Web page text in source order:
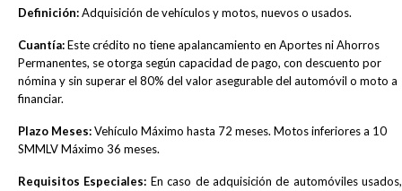
Definición:Adquisición de vehículos y motos, nuevos o usados.
Cuantía:Este crédito no tiene apalancamiento en Aportes ni Ahorros
Permanentes, se otorga según capacidad de pago, con descuento por
nómina y sin superar el 80% del valor asegurable del automóvil o moto a
financiar.
Plazo Meses:Vehículo Máximo hasta 72 meses. Motos inferiores a 10
SMMLV Máximo 36 meses.
Requisitos Especiales: En caso de adquisición de automóviles usados,